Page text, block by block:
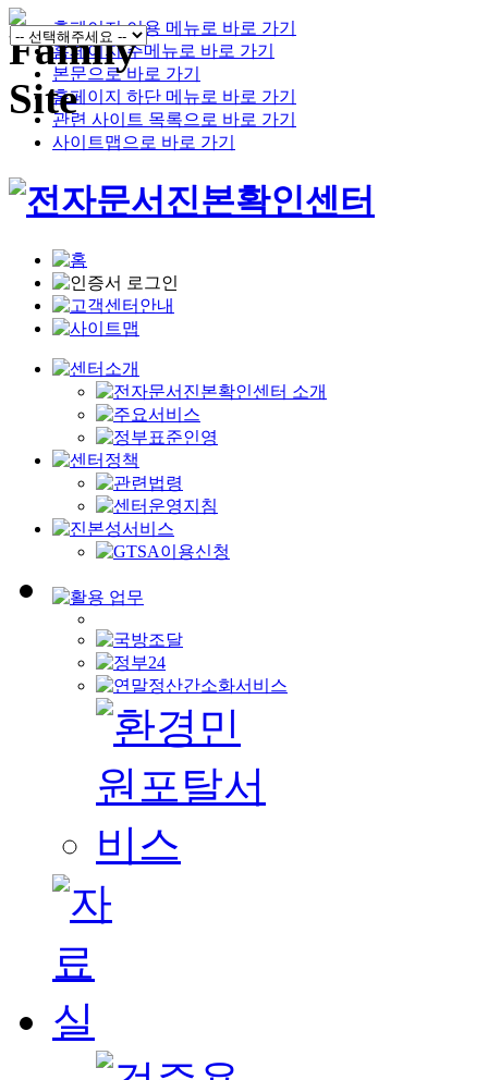
홈페이지 이용 메뉴로 바로 가기
홈페이지 주메뉴로 바로 가기
본문으로 바로 가기
홈페이지 하단 메뉴로 바로 가기
관련 사이트 목록으로 바로 가기
사이트맵으로 바로 가기